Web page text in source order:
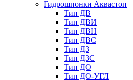
Гидрошпонки Аквастоп
Тип ДВ
Тип ДВИ
Тип ДВН
Тип ДВС
Тип ДЗ
Тип ДЗС
Тип ДО
Тип ДО-УГЛ